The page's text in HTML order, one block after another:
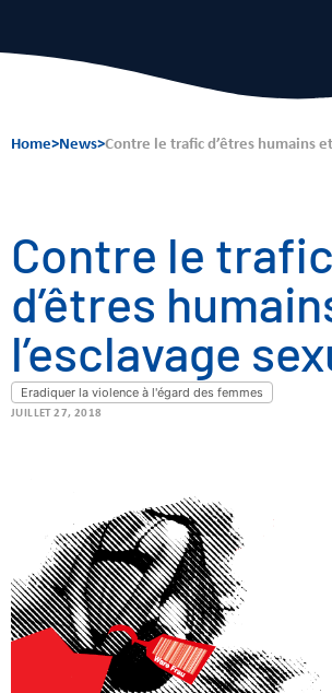
Home>News>Contre le trafic d’êtres humains
Contre le trafic
d’êtres
l’esclavage
Eradiquer la violence à l'égard des femmes
JUILLET 27, 2018